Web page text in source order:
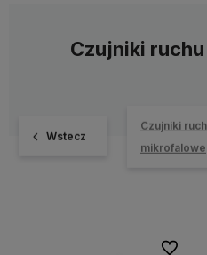
Czujniki
Wstecz
Czujniki
mikrofalowe
Do